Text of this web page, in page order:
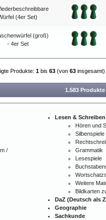
Produkte: 1 bis 63 (von 63 insgesamt)
1.583
/
Lesen & Schreiben
Hören und
Silbenspiele
Grammatik
Lesespiele
Weitere
Bildkarten
DaZ (Deutsch als
Geographie
Sachkunde